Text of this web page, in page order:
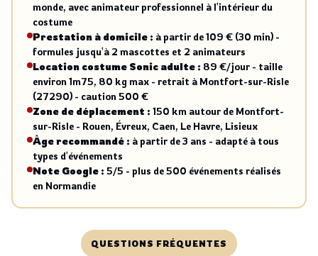
monde, avec animateur professionnel à l'intérieur du
costume
Prestation à domicile : à partir de 109 € (30 min) -
formules jusqu'à 2 mascottes et 2 animateurs
Location costume Sonic adulte : 89 €/jour - taille
environ 1m75, 80 kg max - retrait à Montfort-sur-Risle
(27290) - caution 500 €
Zone de déplacement :150 km autour de Montfort-
sur-Risle - Rouen, Évreux, Caen, Le Havre, Lisieux
Âge recommandé : à partir de 3 ans - adapté à tous
types d'événements
Note Google :5/5 - plus de 500 événements réalisés
en Normandie
QUESTIONS FRÉQUENTES